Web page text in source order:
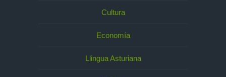
Cultura
Economía
Llingua Asturiana